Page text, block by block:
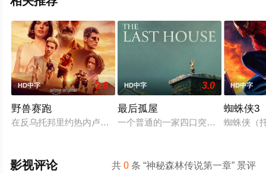
HD中字 3.0
野兽赛跑
在反乌托邦里约热内卢废墟中，城市被阶级斗争撕裂，人们沉
HD中字 3.0
最后孤屋
一个普通的一家四口突遭诡异变故，
HD中字
蜘蛛侠3
蜘蛛侠（
共0 条 “神秘森林传说第一章” 景评
影视评论